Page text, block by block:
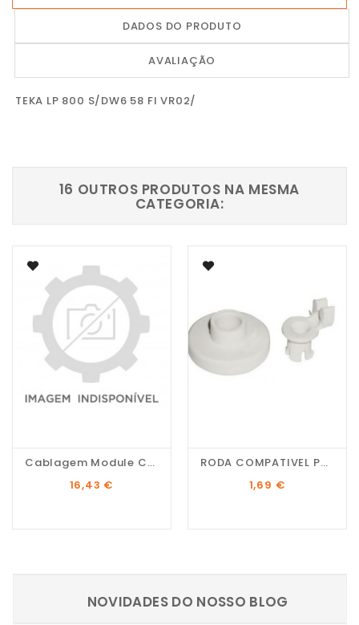
DADOS DO PRODUTO
AVALIAÇÃO
TEKA LP 800 S/DW6 58 FI VR02/
16 OUTROS PRODUTOS NA MESMA
CATEGORIA:
Cablagem Module C00373096
Preço
16,43 €
RODA COMPATIVEL PARA...
Preço
1,69 €
NOVIDADES DO NOSSO BLOG